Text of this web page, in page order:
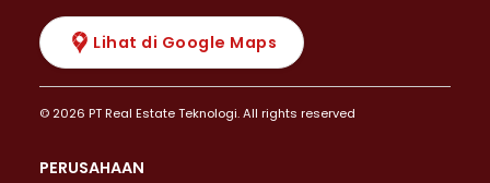
Lihat di Google Maps
© 2026 PT Real Estate Teknologi. All rights reserved
PERUSAHAAN